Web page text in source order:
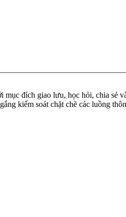
đích giao lưu, học hỏi, chia sẻ
kiểm soát chặt chẽ các luồng